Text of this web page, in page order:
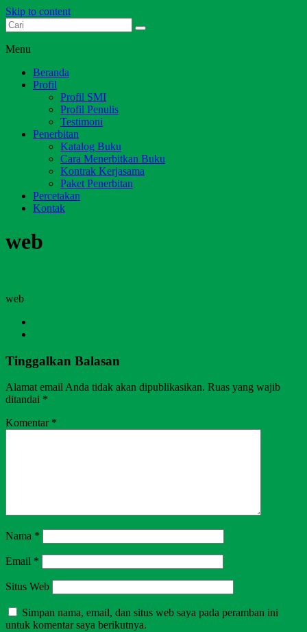
Skip to content
Dari Jambi untuk Indonesia
Menu
Beranda
Profil
Profil SMI
Profil Penulis
Testimoni
Penerbitan
Katalog Buku
Cara Menerbitkan Buku
Kontrak Kerjasama
Paket Penerbitan
Percetakan
Kontak
web
web
Tinggalkan Balasan
Alamat email Anda tidak akan dipublikasikan. Ruas yang wajib
ditandai *
Komentar *
Nama *
Email *
Situs Web
Simpan nama, email, dan situs web saya pada peramban ini
untuk komentar saya berikutnya.